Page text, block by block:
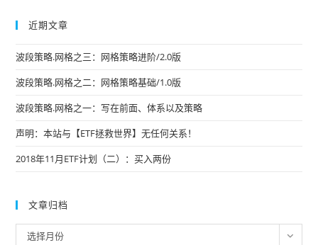
近期文章
波段策略.网格之三：网格策略进阶/2.0版
波段策略.网格之二：网格策略基础/1.0版
波段策略.网格之一：写在前面、体系以及策略
声明：本站与【ETF拯救世界】无任何关系！
2018年11月ETF计划（二）：买入两份
文章归档
选择月份